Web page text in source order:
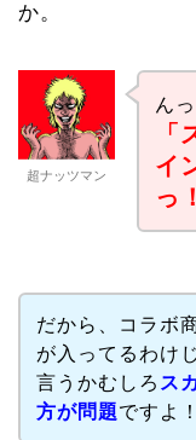
か。
超ナッツマン
ん
イ
っ！
だから、コラボ
が入ってるわけ
言うかむしろ ス
方が問題ですよ！